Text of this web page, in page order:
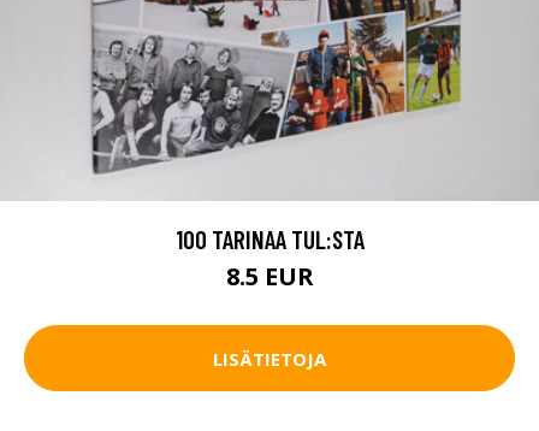
100 TARINAA TUL:STA
8.5 EUR
LISÄTIETOJA